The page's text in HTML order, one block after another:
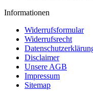
Informationen
Widerrufsformular
Widerrufsrecht
Disclaimer
Unsere AGB
Impressum
Sitemap